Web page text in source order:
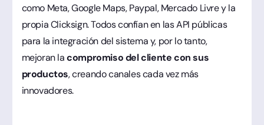
como Meta, Google Maps, Paypal, Mercado Livre y la
propia Clicksign. Todos confían en las API públicas
para la integración del sistema y, por lo tanto,
mejoran lacompromiso del cliente con sus
productos, creando canales cada vez más
innovadores.